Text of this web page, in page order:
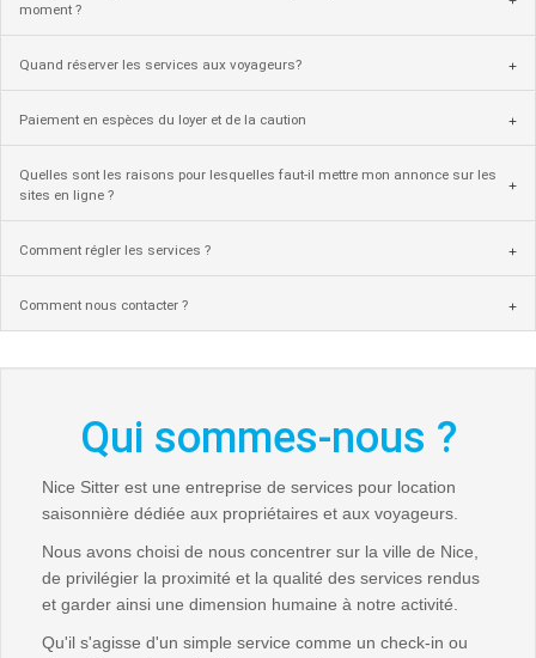
moment ?
Quand réserver les services aux voyageurs?
Paiement en espèces du loyer et de la caution
Quelles sont les raisons pour lesquelles faut-il mettre mon annonce sur les
sites en ligne ?
Comment régler les services ?
Comment nous contacter ?
Qui sommes-nous ?
Nice Sitter est une entreprise de services pour location
saisonnière dédiée aux propriétaires et aux voyageurs.
Nous avons choisi de nous concentrer sur la ville de Nice,
de privilégier la proximité et la qualité des services rendus
et garder ainsi une dimension humaine à notre activité.
Qu'il s'agisse d'un simple service comme un check-in ou